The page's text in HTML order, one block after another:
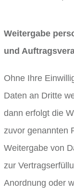
Weitergabe
und
Ohne Ihre
Daten an Dritte
dann erfolgt die
zuvor genannten
Weitergabe von
zur
Anordnung oder